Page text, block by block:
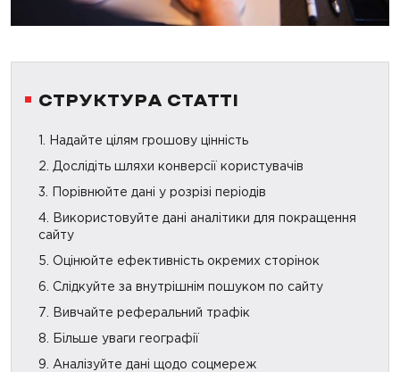
СТРУКТУРА СТАТТІ
1. Надайте цілям грошову цінність
2. Дослідіть шляхи конверсії користувачів
3. Порівнюйте дані у розрізі періодів
4. Використовуйте дані аналітики для покращення
сайту
5. Оцінюйте ефективність окремих сторінок
6. Слідкуйте за внутрішнім пошуком по сайту
7. Вивчайте реферальний трафік
8. Більше уваги географії
9. Аналізуйте дані щодо соцмереж